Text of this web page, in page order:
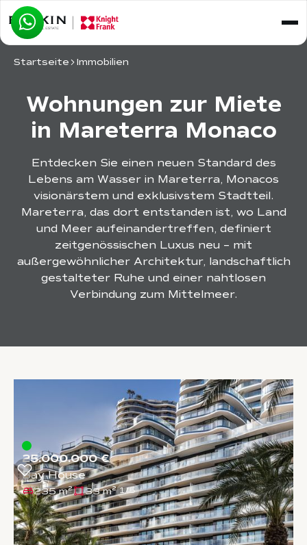
Startseite Immobilien
Wohnungen zur Miete
in Mareterra Monaco
Entdecken Sie einen neuen Standard des
Lebens am Wasser in Mareterra, Monacos
visionärstem und exklusivstem Stadtteil.
Mareterra, das dort entstanden ist, wo Land
und Meer aufeinandertreffen, definiert
zeitgenössischen Luxus neu – mit
außergewöhnlicher Architektur, landschaftlich
gestalteter Ruhe und einer nahtlosen
Verbindung zum Mittelmeer.
25.000.000 €
Bay House
235 m² 33 m² 1/5